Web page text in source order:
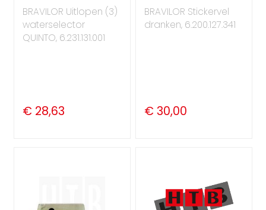
BRAVILOR Uitlopen (3)
waterselector
QUINTO, 6.231.131.001
€ 28,63
BRAVILOR Stickervel
dranken, 6.200.127.341
€ 30,00